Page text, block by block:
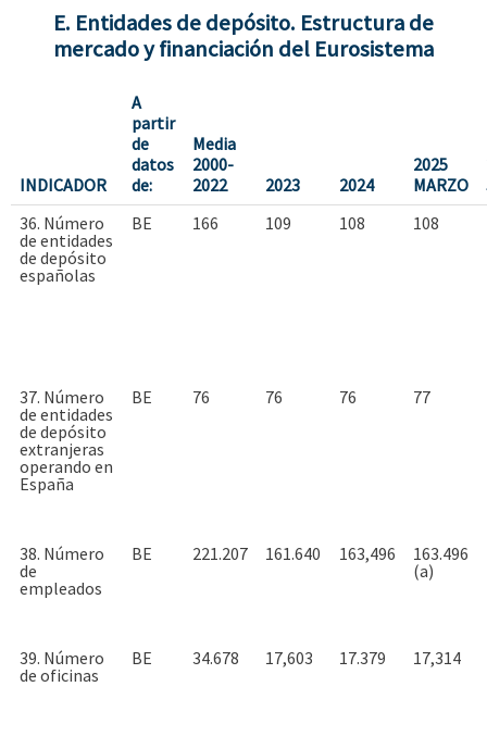
E. Entidades de depósito. Estructura de
mercado y financiación del Eurosistema
INDICADOR
A
partir
de
datos
de:
Media
2000-
2022
2023 2024
2025
MARZO
36. Número
de entidades
de depósito
españolas
BE 166 109 108 108
37. Número
de entidades
de depósito
extranjeras
operando en
España
BE 76 76 76 77
38. Número
de
empleados
BE 221.207 161.640 163,496
163.496
(a)
39. Número
de oficinas
BE 34.678 17,603 17.379 17,314